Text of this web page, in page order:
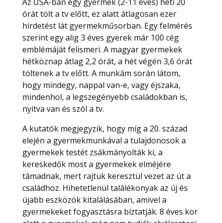
órát tölt a tv előtt, ez alatt átlagosan ezer
hirdetést lát gyermekműsorban. Egy felmérés
szerint egy alig 3 éves gyerek már 100 cég
emblémáját felismeri. A magyar gyermekek
hétköznap átlag 2,2 órát, a hét végén 3,6 órát
töltenek a tv előtt. A munkám során látom,
hogy mindegy, nappal van-e, vagy éjszaka,
mindenhol, a legszegényebb családokban is,
nyitva van és szól a tv.
A kutatók megjegyzik, hogy míg a 20. század
elején a gyermekmunkával a tulajdonosok a
gyermekek testét zsákmányolták ki, a
kereskedők most a gyermekek elméjére
támadnak, mert rajtuk keresztül vezet az út a
családhoz. Hihetetlenül találékonyak az új és
újabb eszközök kitalálásában, amivel a
gyermekeket fogyasztásra bíztatják. 8 éves kor